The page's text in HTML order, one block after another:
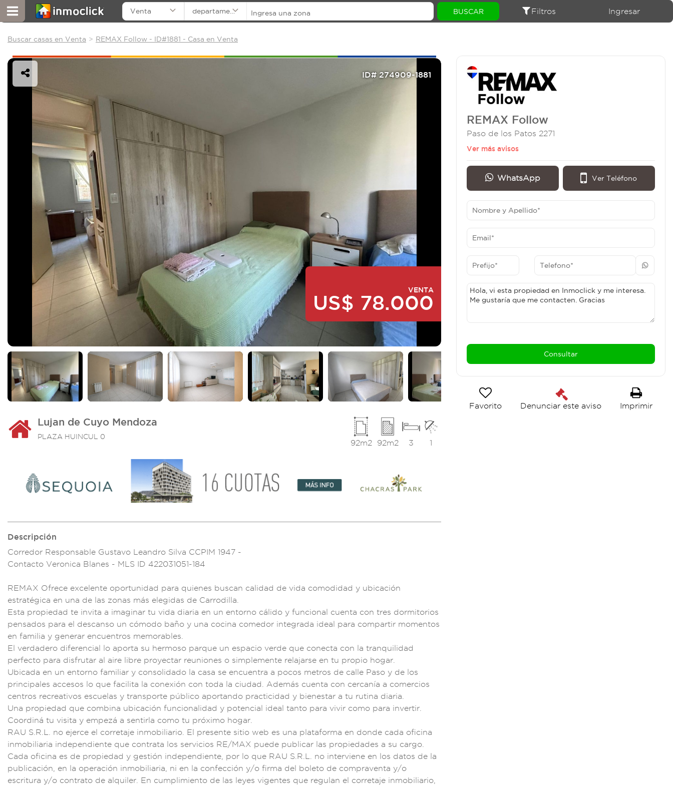
Venta departamentos Filtros Ingresar
Buscar casas en Venta REMAX Follow - ID#1881 - Casa en Venta
ID# 274909-1881
VENTA
US$ 78.000
Lujan de Cuyo Mendoza
PLAZA HUINCUL 0
1
3
92m2
92m2
Descripción
Corredor Responsable Gustavo Leandro Silva CCPIM 1947 -
Contacto Veronica Blanes - MLS ID 422031051-184
REMAX Ofrece excelente oportunidad para quienes buscan calidad de vida comodidad y ubicación
estratégica en una de las zonas más elegidas de Carrodilla.
Esta propiedad te invita a imaginar tu vida diaria en un entorno cálido y funcional cuenta con tres dormitorios
pensados para el descanso un cómodo baño y una cocina comedor integrada ideal para compartir momentos
en familia y generar encuentros memorables.
El verdadero diferencial lo aporta su hermoso parque un espacio verde que conecta con la tranquilidad
perfecto para disfrutar al aire libre proyectar reuniones o simplemente re lajarse en tu propio hogar.
Ubicada en un entorno familiar y consolidado la casa se encuentra a pocos metros de ca lle Paso y de los
principales accesos lo que facilita la conexión con toda la ciudad. Además cuenta con cercanía a comercios
centros recreativos escue las y transporte público aportando practicidad y bienestar a tu rutina diaria.
Una propiedad que combina ubicación funcional idad y potencial ideal tanto para vivir como para invertir
Coordiná tu visita y empezá a sentirla como tu próximo hogar.
RAU S.R.L. no ejerce el corretaje inmobiliario. El presente sitio web es una plataforma en donde cada oficina
inmobiliaria independiente que contrata l os servicios RE/MAX puede pub licar las propiedades a su cargo
Cada oficina es de propiedad y gestión independiente, por lo que RAU S.R.L. no interviene en l os datos de la
publicación, en la operación inmobiliaria , ni en la confección y/o firma del boleto de compraventa y/o
escritura y/o contrato de alquiler. En cumplimiento de las l eyes vigentes que regulan el corretaje inmobiliario,
REMAX Follow
Paso de los Patos 2271
Ver más avisos
WhatsApp Ver Teléfono
Favorito Denunciar este aviso Imprimir